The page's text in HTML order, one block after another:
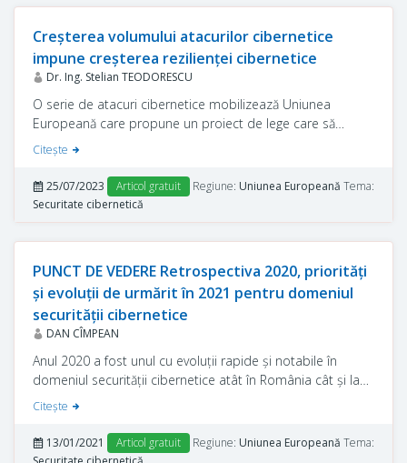
Creșterea volumului atacurilor cibernetice
impune creșterea rezilienței cibernetice
Dr. Ing. Stelian TEODORESCU
O serie de atacuri cibernetice mobilizează Uniunea
Europeană care propune un proiect de lege care să
protejeze statele membre pe acest palier.
Citeşte
25/07/2023 Articol gratuit Regiune: Uniunea Europeană Tema:
Securitate cibernetică
PUNCT DE VEDERE Retrospectiva 2020, priorități
și evoluții de urmărit în 2021 pentru domeniul
securității cibernetice
DAN CÎMPEAN
Anul 2020 a fost unul cu evoluții rapide și notabile în
domeniul securității cibernetice atât în România cât și la
nivelul Uniunii Europene (UE). Mult mai multe și mai rapid
se vor derula în 2021.
Citeşte
13/01/2021 Articol gratuit Regiune: Uniunea Europeană Tema: